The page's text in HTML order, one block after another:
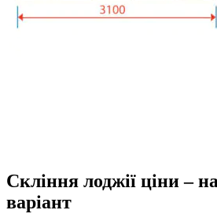
Скління лоджії ціни –
варіант